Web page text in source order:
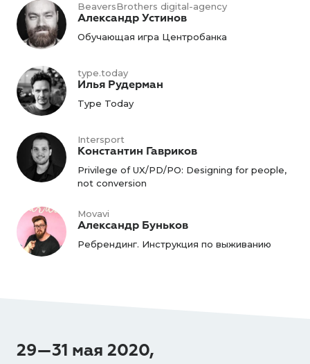
BeaversBrothers digital-agency
Александр Устинов
Обучающая игра Центробанка
type.today
Илья Рудерман
Type Today
Intersport
Константин Гавриков
Privilege of UX/PD/PO: Designing for people,
not conversion
Movavi
Александр Буньков
Ребрендинг. Инструкция по выживанию
29—31 мая 2020,